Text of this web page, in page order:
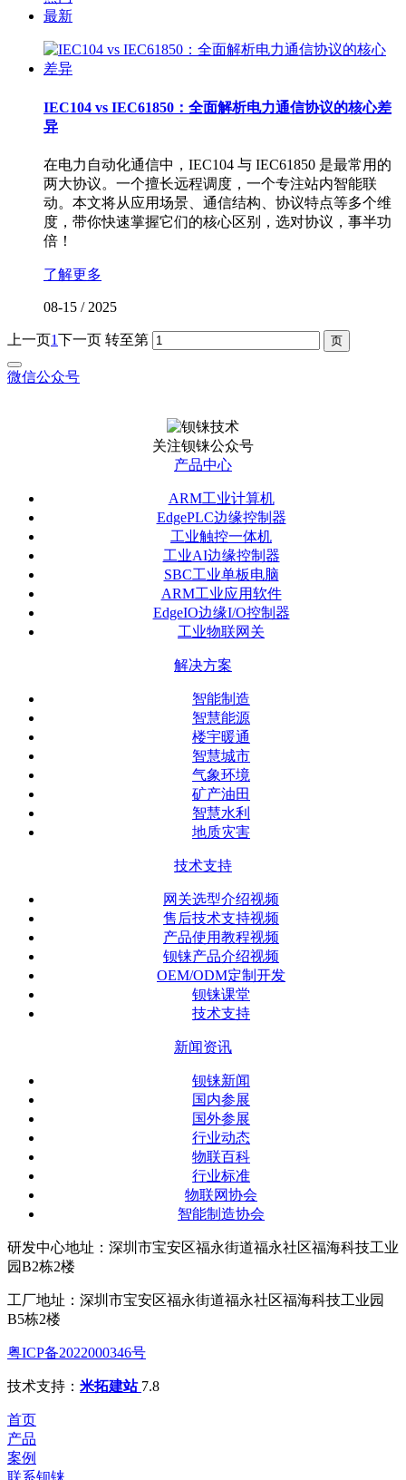
最新
IEC104 vs IEC61850：全面解析电力通信协议的核心差
异
在电力自动化通信中，IEC104 与 IEC61850 是最常用的
两大协议。一个擅长远程调度，一个专注站内智能联
动。本文将从应用场景、通信结构、协议特点等多个维
度，带你快速掌握它们的核心区别，选对协议，事半功
倍！
了解更多
08-15 / 2025
上一页1下一页 转至第
微信公众号
关注钡铼公众号
产品中心
ARM工业计算机
EdgePLC边缘控制器
工业触控一体机
工业AI边缘控制器
SBC工业单板电脑
ARM工业应用软件
EdgeIO边缘I/O控制器
工业物联网关
解决方案
智能制造
智慧能源
楼宇暖通
智慧城市
气象环境
矿产油田
智慧水利
地质灾害
技术支持
网关选型介绍视频
售后技术支持视频
产品使用教程视频
钡铼产品介绍视频
OEM/ODM定制开发
钡铼课堂
技术支持
新闻资讯
钡铼新闻
国内参展
国外参展
行业动态
物联百科
行业标准
物联网协会
智能制造协会
研发中心地址：深圳市宝安区福永街道福永社区福海科技工业
园B2栋2楼
工厂地址：深圳市宝安区福永街道福永社区福海科技工业园
B5栋2楼
粤ICP备2022000346号
技术支持： 米拓建站 7.8
首页
产品
案例
联系钡铼